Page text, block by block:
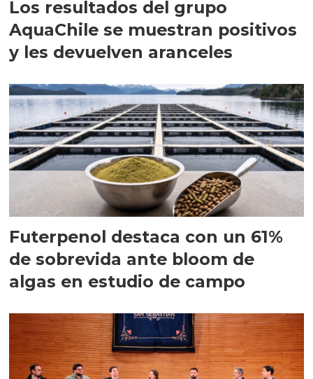
Los resultados del grupo
AquaChile se muestran positivos
y les devuelven aranceles
Futerpenol destaca con un 61%
de sobrevida ante bloom de
algas en estudio de campo